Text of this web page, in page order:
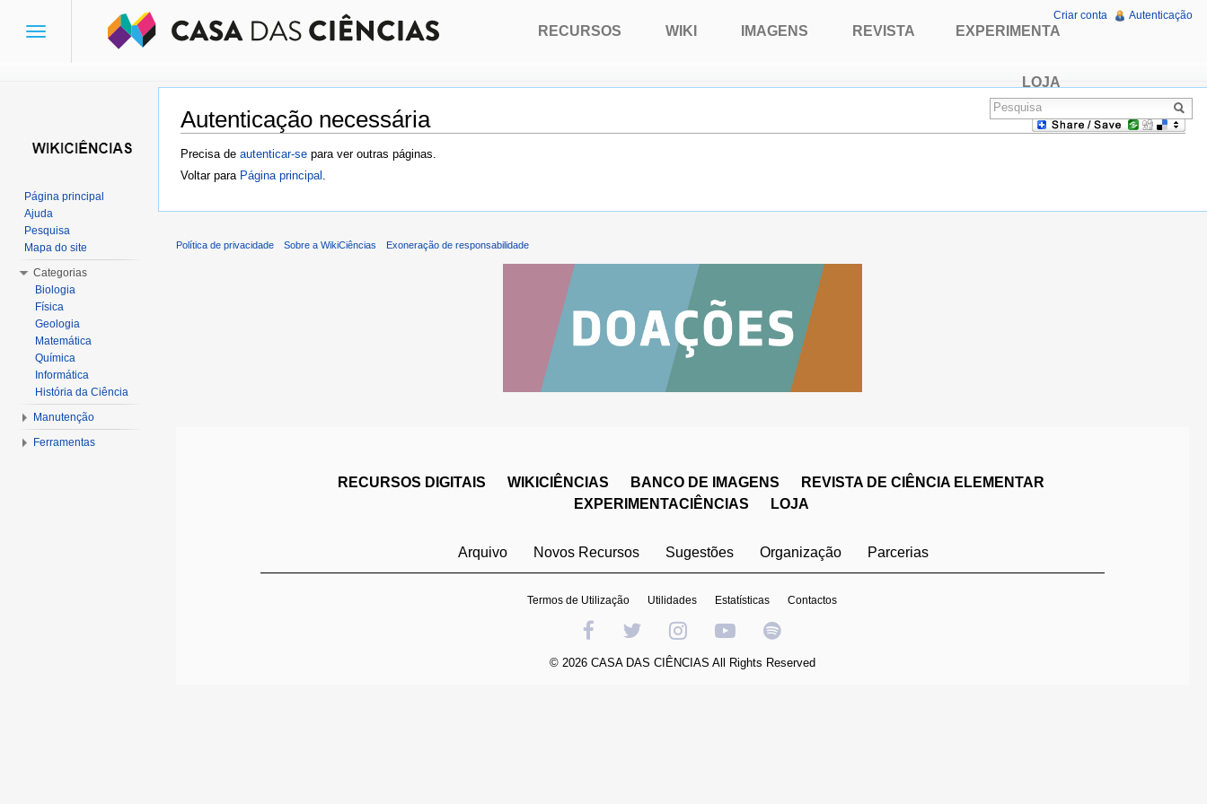
Autenticação necessária
Ir para:navegação,pesquisa
Precisa de autenticar-se para ver outras páginas.
Voltar para Página principal
Toggle
RECURSOS WIKI IMAGENS REVISTA EXPERIMENTA
LOJA
Criar conta Autenticação
Página principal
Ajuda
Pesquisa
Mapa do site
Categorias
Biologia
Física
Geologia
Matemática
Química
Informática
História da Ciência
Manutenção
Ferramentas
Política de privacidade Sobre a WikiCiências Exoneração de responsabilidade
RECURSOS DIGITAIS WIKICIÊNCIAS BANCO DE IMAGENS
REVISTA DE CIÊNCIA ELEMENTAR
EXPERIMENTACIÊNCIAS
LOJA
Arquivo Novos Recursos Sugestões Organização Parcerias
Termos de Utilização Utilidades Estatísticas Contactos
© 2026 CASA DAS CIÊNCIAS All Rights Reserved